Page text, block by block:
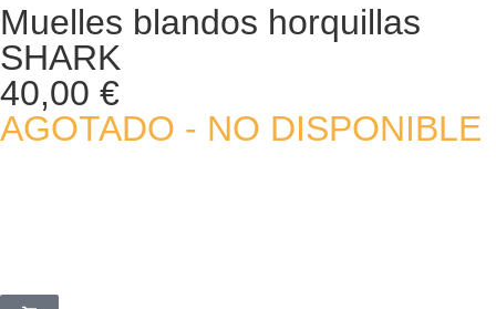
Muelles blandos horquillas
SHARK
40,00 €
AGOTADO - NO DISPONIBLE